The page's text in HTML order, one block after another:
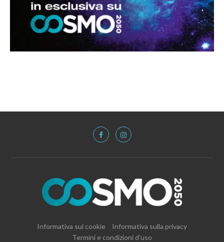
Informativa sui cookie
Informativa sulla privacy
Termini e condizioni d’uso